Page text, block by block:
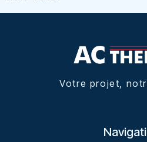
Votre projet,